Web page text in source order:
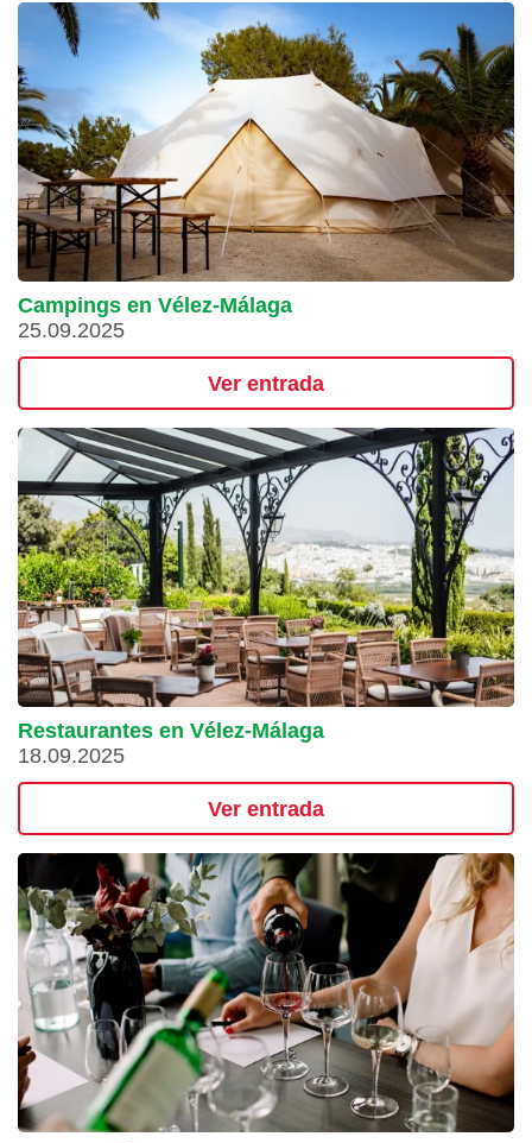
Campings en Vélez-Málaga
25.09.2025
Ver entrada
Restaurantes en Vélez-Málaga
18.09.2025
Ver entrada